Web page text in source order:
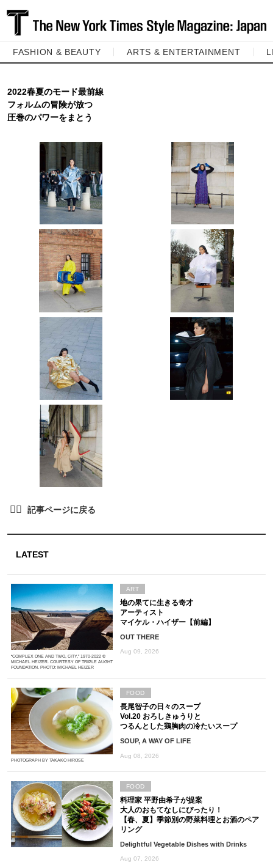
FASHION & BEAUTY ARTS & ENTERTAINMENT
2022春夏のモード最前線
フォルムの冒険が放つ
圧巻のパワーをまとう
LATEST
“COMPLEX ONE AND TWO, CITY,” 1970-2022 ©
MICHAEL HEIZER. COURTESY OF TRIPLE AUGHT
FOUNDATION. PHOTO: MICHAEL HEIZER
地の果てに生きる奇才
アーティスト
マイケル・ハイザー【前編】
OUT THERE
Aug 09, 2026
ART
PHOTOGRAPH BY TAKAKO HIROSE
長尾智子の日々のスープ
Vol.20 おろしきゅうりと
つるんとした鶏胸肉の冷たいスープ
SOUP, A WAY OF LIFE
Aug 08, 2026
FOOD
料理家 平野由希子が提案
大人のおもてなしにぴったり！
【春、夏】季節別の野菜料理とお酒のペア
リング
Delightful Vegetable Dishes with Drinks
Aug 07, 2026
FOOD